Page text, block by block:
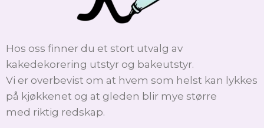
Hos oss finner du et stort utvalg av
kakedekorering utstyr og bakeutstyr.
Vi er overbevist om at hvem som helst kan lykkes
på kjøkkenet og at gleden blir mye større
med riktig redskap.